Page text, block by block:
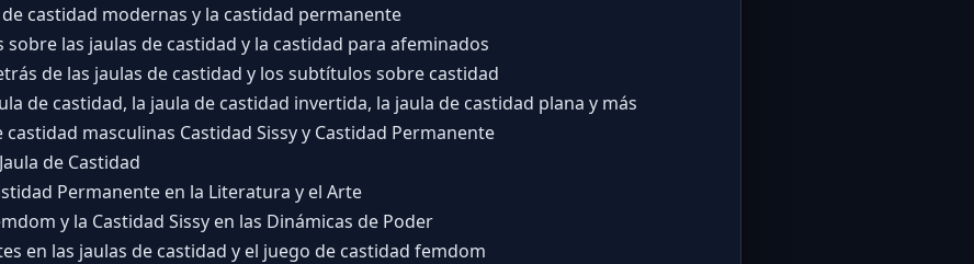
castidad modernas y la castidad permanente
sobre las jaulas de castidad y la castidad para afeminados
de las jaulas de castidad y los subtítulos sobre castidad
de castidad, la jaula de castidad invertida, la jaula de castidad plana y más
castidad masculinas Castidad Sissy y Castidad Permanente
de Castidad
Permanente en la Literatura y el Arte
y la Castidad Sissy en las Dinámicas de Poder
en las jaulas de castidad y el juego de castidad femdom